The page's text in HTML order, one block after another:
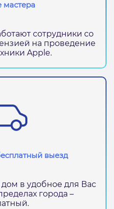
сотрудники со
на проведение
Apple.
выезд
в удобное для Вас
города –